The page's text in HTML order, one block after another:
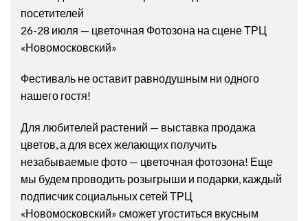
посетителей
26-28 июля — цветочная Фотозона на сцене ТРЦ
«Новомосковский»
Фестиваль не оставит равнодушным ни одного
нашего гостя!
Для любителей растений — выставка продажа
цветов, а для всех желающих получить
незабываемые фото — цветочная фотозона! Еще
мы будем проводить розыгрыши и подарки, каждый
подписчик социальных сетей ТРЦ
«Новомосковский» сможет угоститься вкусным